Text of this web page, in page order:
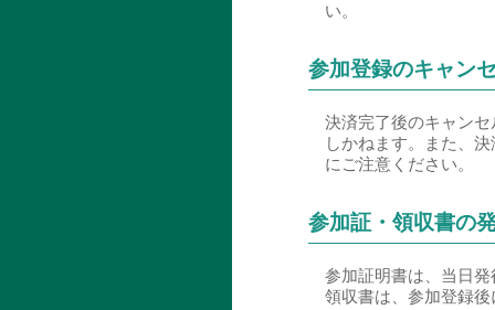
い。
参加登録のキャン
決済完了後のキャン
しかねます。また、
にご注意ください。
参加証・領収書の
参加証明書は、当日
領収書は、参加登録